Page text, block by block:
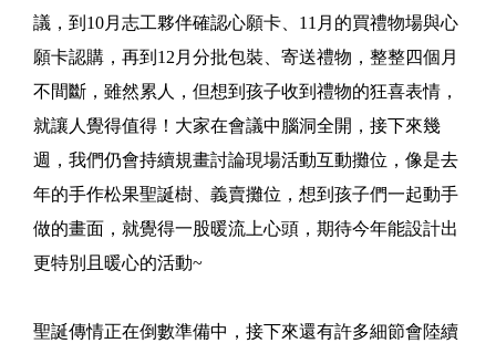
議，到10月志工夥伴確認心願卡、11月的買禮物場與心
願卡認購，再到12月分批包裝、寄送禮物，整整四個月
不間斷，雖然累人，但想到孩子收到禮物的狂喜表情，
就讓人覺得值得！大家在會議中腦洞全開，接下來幾
週，我們仍會持續規畫討論現場活動互動攤位，像是去
年的手作松果聖誕樹、義賣攤位，想到孩子們一起動手
做的畫面，就覺得一股暖流上心頭，期待今年能設計出
更特別且暖心的活動~
聖誕傳情正在倒數準備中，接下來還有許多細節會陸續